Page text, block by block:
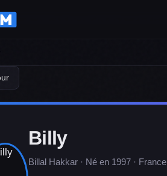
Billy
Billal Hakkar · Né en 1997 · France